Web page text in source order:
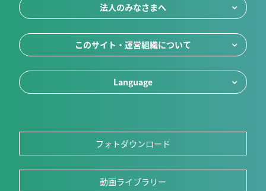
法人のみなさまへ
このサイト・運営組織について
Language
フォトダウンロード
動画ライブラリー